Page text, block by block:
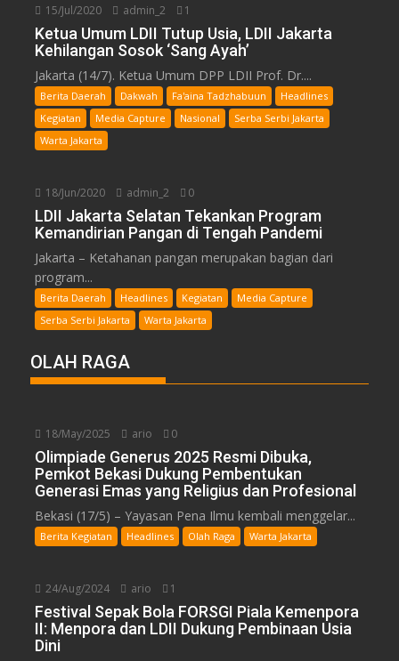
15/Jul/2020 admin_2 1
Ketua Umum LDII Tutup Usia, LDII Jakarta
Kehilangan Sosok ‘Sang Ayah’
Jakarta (14/7). Ketua Umum DPP LDII Prof. Dr....
Berita Daerah Dakwah Fa'aina Tadzhabuun
Headlines
Kegiatan
Media Capture Nasional
Serba Serbi Jakarta
Warta Jakarta
18/Jun/2020 admin_2 0
LDII Jakarta Selatan Tekankan Program
Kemandirian Pangan di Tengah Pandemi
Jakarta – Ketahanan pangan merupakan bagian dari
program...
Berita Daerah Headlines Kegiatan
Media Capture
Serba Serbi Jakarta
Warta Jakarta
OLAH RAGA
18/May/2025 ario 0
Olimpiade Generus 2025 Resmi Dibuka,
Pemkot Bekasi Dukung Pembentukan
Generasi Emas yang Religius dan Profesional
Bekasi (17/5) – Yayasan Pena Ilmu kembali menggelar...
Berita Kegiatan Headlines Olah Raga Warta Jakarta
24/Aug/2024 ario 1
Festival Sepak Bola FORSGI Piala Kemenpora
II: Menpora dan LDII Dukung Pembinaan Usia
Dini